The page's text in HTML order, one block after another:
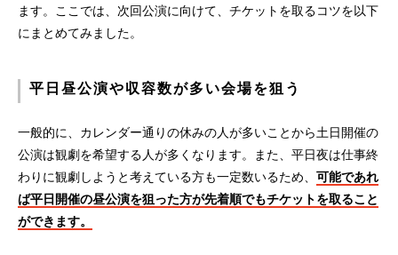
ます。ここでは、次回公演に向けて、チケットを取るコツを以下
にまとめてみました。
平日昼公演や収容数が多い会場を狙う
一般的に、カレンダー通りの休みの人が多いことから土日開催の
公演は観劇を希望する人が多くなります。また、平日夜は仕事終
わりに観劇しようと考えている方も一定数いるため、 可能であれ
ば平日開催の昼公演を狙った方が先着順でもチケットを取ること
ができます。